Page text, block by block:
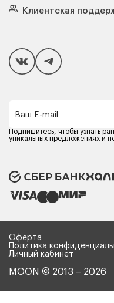
Подушки
Чехлы и наматрасники
Покупателям
Способы оплаты
Компания MOON
Оферта
Политика
Карьера в MOON
Клиентская
Ваш E-mail
Подпишитесь, чтобы узнать
уникальных предложениях и
MOON © 2013 – 2026
Оферта
Политика
Личный кабинет